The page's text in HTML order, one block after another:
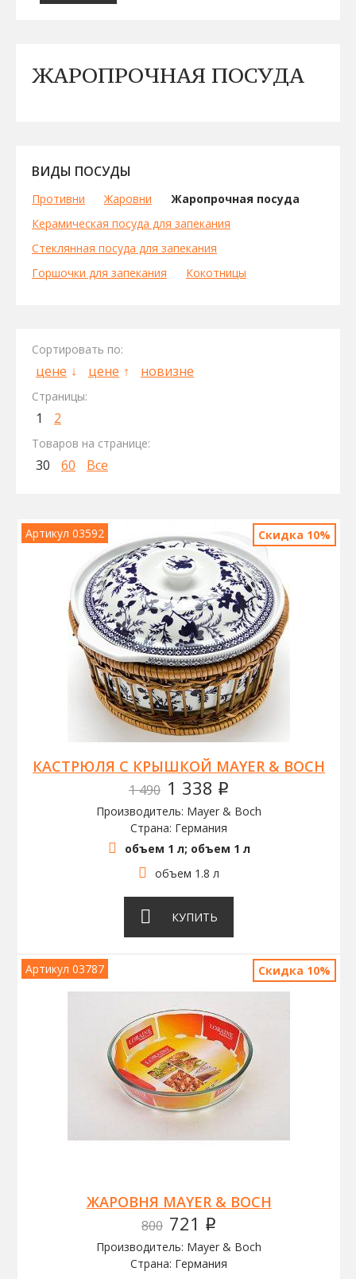
ЖАРОПРОЧНАЯ ПОСУДА
ВИДЫ ПОСУДЫ
Противни Жаровни
Жаропрочная посуда
Керамическая посуда для запекания
Стеклянная посуда для запекания
Горшочки для запекания
Кокотницы
Сортировать по:
цене цене новизне
Страницы:
1 2
Товаров на странице:
30 60 Все
Артикул 03592 Скидка 10%
КАСТРЮЛЯ C КРЫШКОЙ MAYER & BOCH
1 490 1 338 q
Производитель: Mayer & Boch
Страна: Германия
объем 1 л; объем 1 л
объем 1.8 л
КУПИТЬ
Артикул 03787 Скидка 10%
ЖАРОВНЯ MAYER & BOCH
800 721 q
Производитель: Mayer & Boch
Страна: Германия